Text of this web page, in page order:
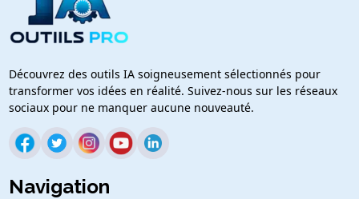
Découvrez des outils IA soigneusement sélectionnés pour
transformer vos idées en réalité. Suivez-nous sur les réseaux
sociaux pour ne manquer aucune nouveauté.
Navigation